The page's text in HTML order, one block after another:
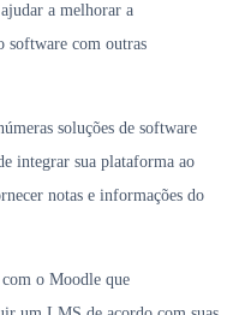
a melhorar a
software com outras
soluções de software
integrar sua plataforma ao
notas e informações do
o Moodle que